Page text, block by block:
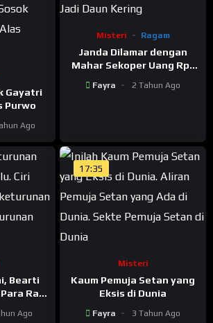
Gayatri
Purwo
Ago
Misteri Ragam
Janda Dilamar dengan
Mahar Sekoper Uang Rp3
Daun Kering
Fayra 2 Tahun Ago
Bearti
Raja
Ago
17:35
Misteri
Kaum Pemuja Setan yang
Eksis di Dunia
Fayra 3 Tahun Ago